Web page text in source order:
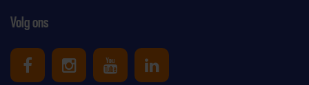
Volg ons
Uniek Sporten op Facebook
Uniek Sporten op Instagram
Uniek Sporten op Youtube
Uniek Sporten op